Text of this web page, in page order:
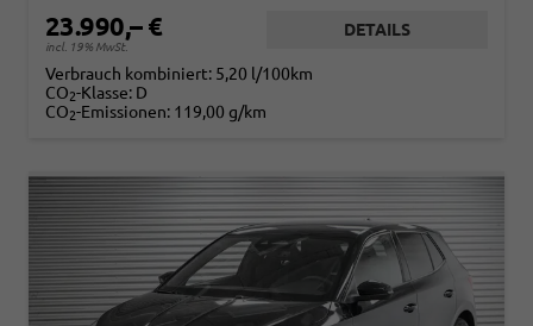
23.990,– €
incl. 19% MwSt.
DETAILS
Verbrauch kombiniert: 5,20 l/100km
CO2-Klasse: D
CO2-Emissionen: 119,00 g/km